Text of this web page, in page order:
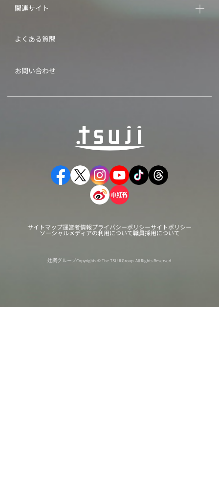
関連サイト
よくある質問
お問い合わせ
サイトマップ運営者情報プライバシーポリシーサイトポリシー
ソーシャルメディアの利用について職員採用について
辻調グループCopyrights © The TSUJI Group. All Rights Reserved.